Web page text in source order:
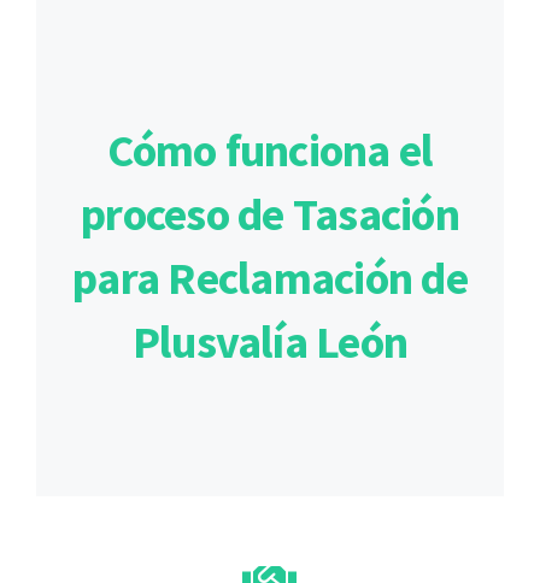
Cómo funciona el
proceso de Tasación
para Reclamación de
Plusvalía León